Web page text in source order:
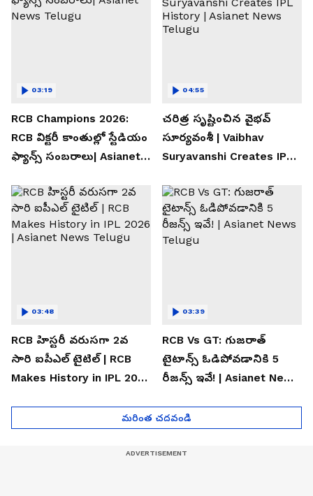
RCB Champions 2026:
RCB విక్టరీ కాంతుల్లో స్టేడియం
ఫ్యాన్స్ సంబరాలు| Asianet
03:19
చరిత్ర సృష్టించిన వైభవ్
సూర్యవంశీ | Vaibhav
Suryavanshi Creates IPL
Telugu
04:55
RCB హిస్టరీ వరుసగా 2వ
సారి ఐపీఎల్ టైటిల్ | RCB
Makes History in IPL 2026
03:48
RCB Vs GT: గుజరాత్
టైటాన్స్ ఓడిపోవడానికి 5
రీజన్స్ ఇవే! | Asianet News
03:39
మరింత చదవండి